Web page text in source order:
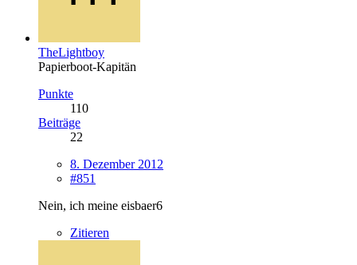
TheLightboy
Papierboot-Kapitän
Punkte
110
Beiträge
22
8. Dezember 2012
#851
Nein, ich meine eisbaer6
Zitieren